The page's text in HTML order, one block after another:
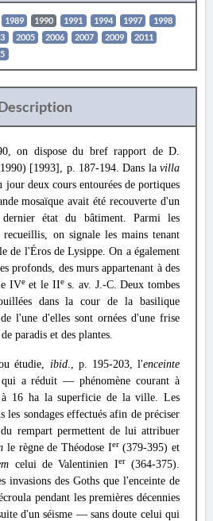
1989 1990 1991 1994 1997
1998
2005 2006 2007 2009
2011
on dispose du bref rapport de D.
[1993], p. 187-194. Dans lavilla
jour deux cours entourées de portiques
mosaïque avait été recouverte d'un
état du bâtiment. Parmi les
recueillis, on signale les mains tenant
de l'Éros de Lysippe. On a également
profonds, des murs appartenant à des
IVeet le IIes. av. J.-C. Deux tombes
dans la cour de la basilique
l'une d'elles sont ornées d'une frise
paradis et des plantes.
étudie, ibid., p. 195-203, l'enceinte
a réduit — phénomène courant à
16 ha la superficie de la ville. Les
les sondages effectués afin de préciser
rempart permettent de lui attribuer
le règne de Théodose Ier(379-395) et
celui de Valentinien Ier(364-375).
invasions des Goths que l'enceinte de
pendant les premières décennies
d'un séisme — sans doute celui qui